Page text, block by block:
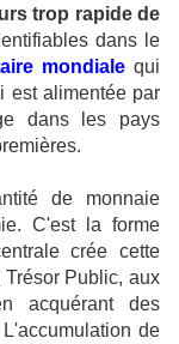
trop rapide de
dans le
mondialequi
est alimentée par
dans les pays
de monnaie
C'est la forme
crée cette
Public, aux
acquérant des
de